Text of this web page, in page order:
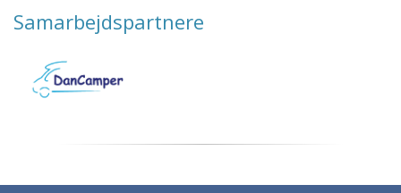
Samarbejdspartnere